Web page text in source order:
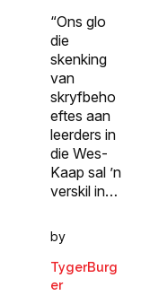
“Ons glo
die
skenking
van
skryfbeho
eftes aan
leerders in
die Wes-
Kaap sal ’n
verskil in…
by
TygerBurg
er